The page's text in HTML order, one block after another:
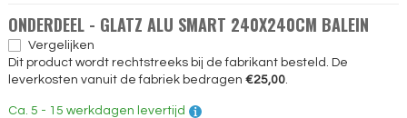
ONDERDEEL - GLATZ ALU SMART 240X240CM BALEIN
Vergelijken
Dit product wordt rechtstreeks bij de fabrikant besteld. De
leverkosten vanuit de fabriek bedragen €25,00.
Ca. 5 - 15 werkdagen levertijd